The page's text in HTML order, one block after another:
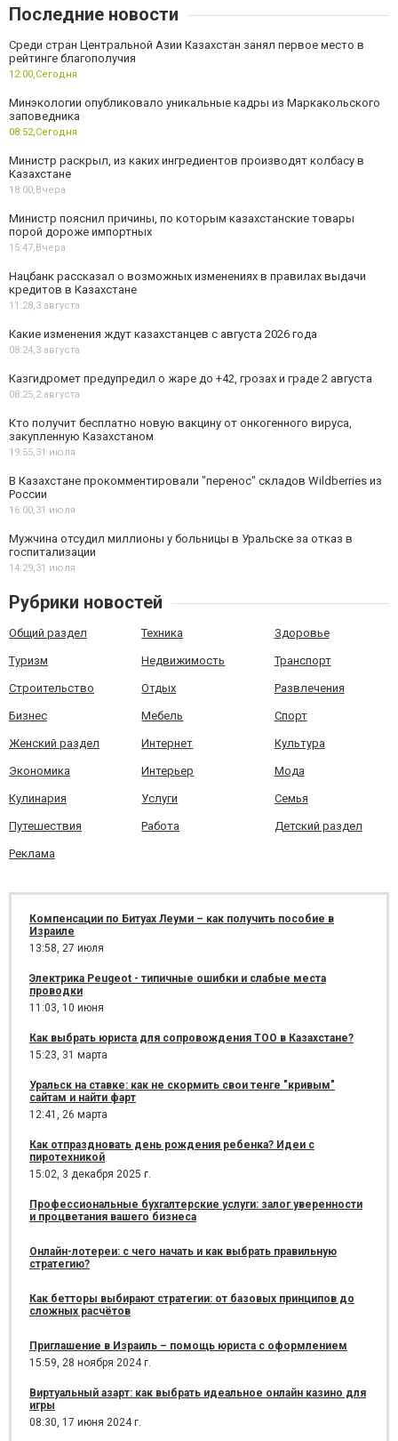
Последние новости
Среди стран Центральной Азии Казахстан занял первое место в
рейтинге благополучия
12:00,Сегодня
Минэкологии опубликовало уникальные кадры из Маркакольского
заповедника
08:52,Сегодня
Министр раскрыл, из каких ингредиентов производят колбасу в
Казахстане
18:00, Вчера
Министр пояснил причины, по которым казахстанские товары
порой дороже импортных
15:47, Вчера
Нацбанк рассказал о возможных изменениях в правилах выдачи
кредитов в Казахстане
11:28,3 августа
Какие изменения ждут казахстанцев с августа 2026 года
08:24,3 августа
Казгидромет предупредил о жаре до +42, грозах и граде 2 августа
08:25,2 августа
Кто получит бесплатно новую вакцину от онкогенного вируса,
закупленную Казахстаном
19:55,31 июля
В Казахстане прокомментировали "перенос" складов Wildberries из
России
16:00,31 июля
Мужчина отсудил миллионы у больницы в Уральске за отказ в
госпитализации
14:29,31 июля
Рубрики новостей
Общий раздел Техника Здоровье
Туризм Недвижимость Транспорт
Строительство Отдых Развлечения
Бизнес Мебель Спорт
Женский раздел Интернет Культура
Экономика Интерьер Мода
Кулинария Услуги Семья
Путешествия Работа Детский раздел
Реклама
Компенсации по Битуах Леуми – как получить пособие в
Израиле
13:58, 27 июля
Электрика Peugeot - типичные ошибки и слабые места
проводки
11:03, 10 июня
Как выбрать юриста для сопровождения ТОО в Казахстане?
15:23, 31 марта
Уральск на ставке: как не скормить свои тенге "кривым"
сайтам и найти фарт
12:41, 26 марта
Как отпраздновать день рождения ребенка? Идеи с
пиротехникой
15:02, 3 декабря 2025 г.
Профессиональные бухгалтерские услуги: залог уверенности
и процветания вашего бизнеса
Онлайн-лотереи: с чего начать и как выбрать правильную
стратегию?
Как бетторы выбирают стратегии: от базовых принципов до
сложных расчётов
Приглашение в Израиль – помощь юриста с оформлением
15:59, 28 ноября 2024 г.
Виртуальный азарт: как выбрать идеальное онлайн казино для
игры
08:30, 17 июня 2024 г.